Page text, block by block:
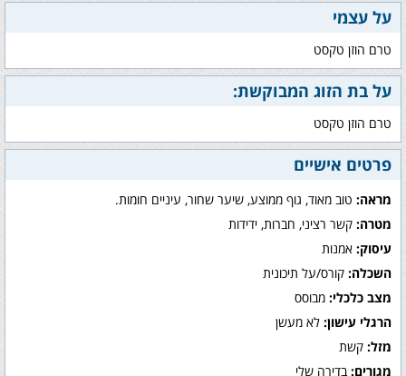
על עצמי
טרם הוזן טקסט
על בת הזוג המבוקשת:
טרם הוזן טקסט
פרטים אישיים
מראה: טוב מאוד, גוף ממוצע, שיער שחור, עיניים חומות.
מטרה: קשר רציני, חברות, ידידות
עיסוק: אמנות
השכלה: קורס/על תיכונית
מצב כלכלי: מבוסס
הרגלי עישון: לא מעשן
מזל: קשת
מגורים: בדירה שלי